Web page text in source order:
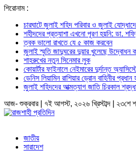
শিরোনাম :
চারঘাটে জুলাই শহিদ পরিবার ও জুলাই
শহীদদের প্রত্যাশা এখনো পূরণ হয়নি: ডা.
ত্বক ভালো রাখতে যে ৫ কাজ করবেন
জুলাই স্মৃতি জাদুঘরের দুয়ার খুলেছে উদ্বোধন
শাহরুখের নতুন সিনেমার লুক
কোয়ার্টার ফাইনালে নেইমারের দুর্দান্ত
ডেনিস লিয়ামিন রাশিয়ার ড্রোন বাহিনীর প্রধান
জুলাই শহিদদের আত্মত্যাগ জাতি চিরকাল
আজ- শুক্রবার | ৭ই আগস্ট, ২০২৬ খ্রিস্টাব্দ | ২৩শে
জাতীয়
সারাদেশ